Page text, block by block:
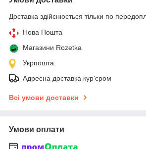
Доставка здійснюється тільки по
Нова Пошта
Магазини Rozetka
Укрпошта
Адресна доставка кур'єром
Всі умови доставки
Умови оплати